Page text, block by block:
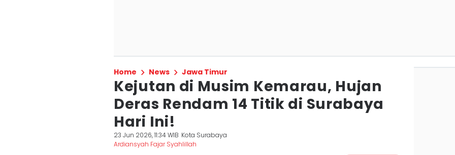
Home News Jawa Timur
Kejutan di Musim Kemarau, Hujan
Deras Rendam 14 Titik di Surabaya
Hari Ini!
23 Jun 2026, 11:34 WIB Kota Surabaya
Ardiansyah Fajar Syahlillah